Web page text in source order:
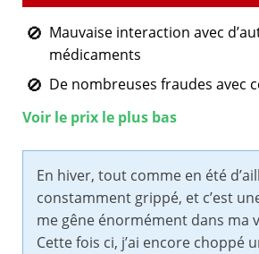
Mauvaise interaction avec
médicaments
De nombreuses fraudes avec
Voir le prix le plus bas
En hiver, tout comme en été
constamment grippé, et c’est
me gêne énormément dans ma
Cette fois ci, j’ai encore choppé